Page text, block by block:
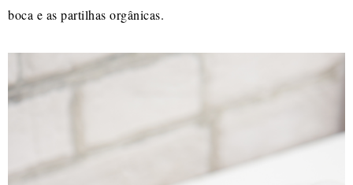
boca e as partilhas orgânicas.